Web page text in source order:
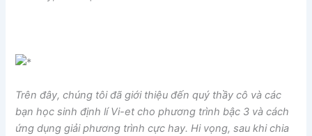
Trên đây, chúng tôi đã giới thiệu đến quý thầy cô và các
bạn học sinh định lí Vi-et cho phương trình bậc 3 và cách
ứng dụng giải phương trình cực hay. Hi vọng, sau khi chia